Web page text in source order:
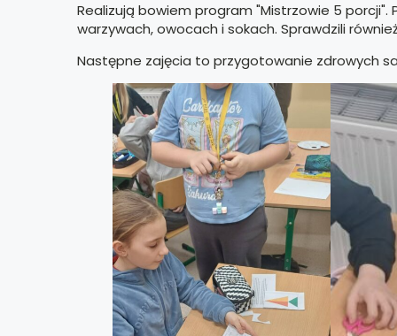
Realizują bowiem program "Mistrzowie 5
warzywach, owocach i sokach. Sprawdzili
Następne zajęcia to przygotowanie zdrowych